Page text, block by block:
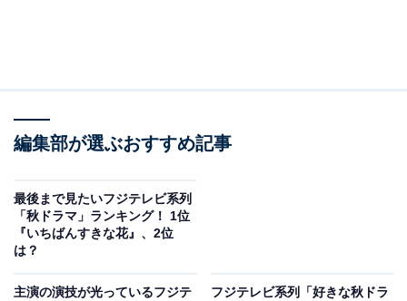
A post shared by 「パリピ孔明」公式【最終回はTVerで無料見
2位には、水10ドラマ枠で放送された『パリピ孔明』が
ランクイン。
同名人気コミックが原作となるこの作品。三国時代に天
編集部が選ぶおすすめ記事
最後まで見たいフジテレビ系列
「秋ドラマ」ランキング！ 1位
『いちばんすきな花』、2位
は？
主演の演技が光っているフジテ
フジテレビ系列「好きな秋ドラ